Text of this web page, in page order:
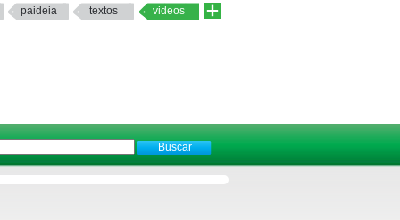
paideia textos videos